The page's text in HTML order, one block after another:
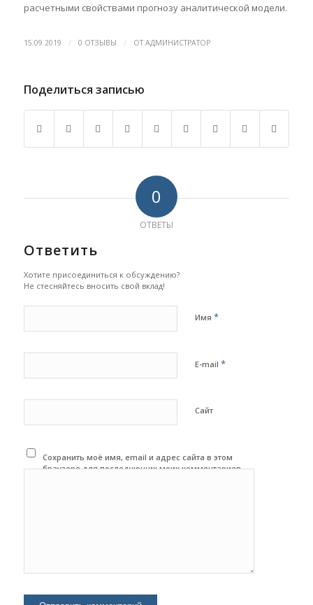
расчетными свойствами прогнозу аналитической модели.
15.09.2019 / 0 ОТЗЫВЫ / ОТАДМИНИСТРАТОР
Поделиться записью
0
ОТВЕТЫ
Ответить
Хотите присоединиться к обсуждению?
Не стесняйтесь вносить свой вклад!
Имя *
E-mail *
Сайт
Сохранить моё имя, email и адрес сайта в этом
браузере для последующих моих комментариев.